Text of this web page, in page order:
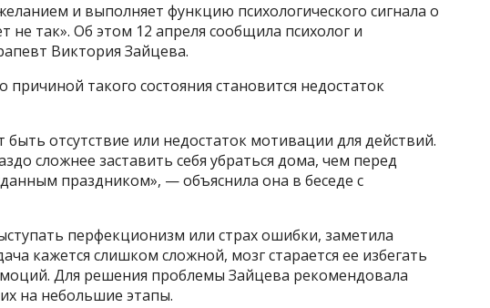
и выполняет функцию психологического сигнала о
не так». Об этом 12 апреля сообщила психолог и
Виктория Зайцева.
причиной такого состояния становится недостаток
отсутствие или недостаток мотивации для действий.
сложнее заставить себя убраться дома, чем перед
праздником», — объяснила она в беседе с
перфекционизм или страх ошибки, заметила
кажется слишком сложной, мозг старается ее избегать
Для решения проблемы Зайцева рекомендовала
на небольшие этапы.